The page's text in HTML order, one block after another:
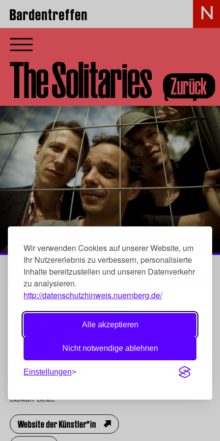
Wir verwenden Cookies auf unserer Website, um
Ihr Nutzererlebnis zu verbessern, personalisierte
Inhalte bereitzustellen und unseren Datenverkehr
zu analysieren.
http://datenschutzhinweis.nuernberg.de/
Alle akzeptieren
Nicht notwendige ablehnen
Einstellungen
Bardentreffen
The Solitaries (GER)
Zurück
Swamp-Rock, Gipsy-Twang
und Balkan-Beat
20:00
Lorenzer Platz
„PengPengTwang“ – so nennen The Solitaries ihren
lebhaften Musikstil. Im Einzelnen setzt er sich zusammen
Balkan-Beat.
Website der Künstler*in